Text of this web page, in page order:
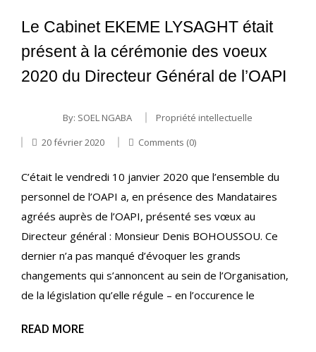
Le Cabinet EKEME LYSAGHT était
présent à la cérémonie des voeux
2020 du Directeur Général de l’OAPI
By: SOEL NGABA
Propriété intellectuelle
20 février 2020
Comments (0)
C’était le vendredi 10 janvier 2020 que l’ensemble du
personnel de l’OAPI a, en présence des Mandataires
agréés auprès de l’OAPI, présenté ses vœux au
Directeur général : Monsieur Denis BOHOUSSOU. Ce
dernier n’a pas manqué d’évoquer les grands
changements qui s’annoncent au sein de l’Organisation,
de la législation qu’elle régule – en l’occurence le
READ MORE